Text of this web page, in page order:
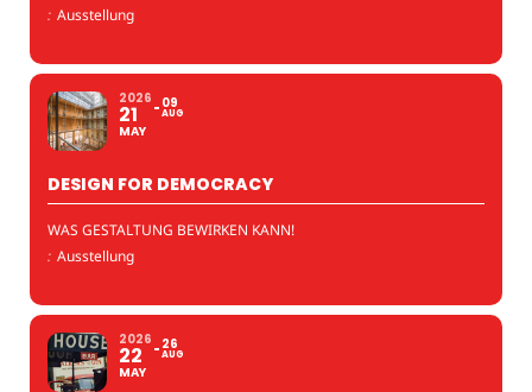
: Ausstellung
2026
21
MAY
09
AUG
DESIGN FOR DEMOCRACY
WAS GESTALTUNG BEWIRKEN KANN!
: Ausstellung
2026
22
MAY
26
AUG